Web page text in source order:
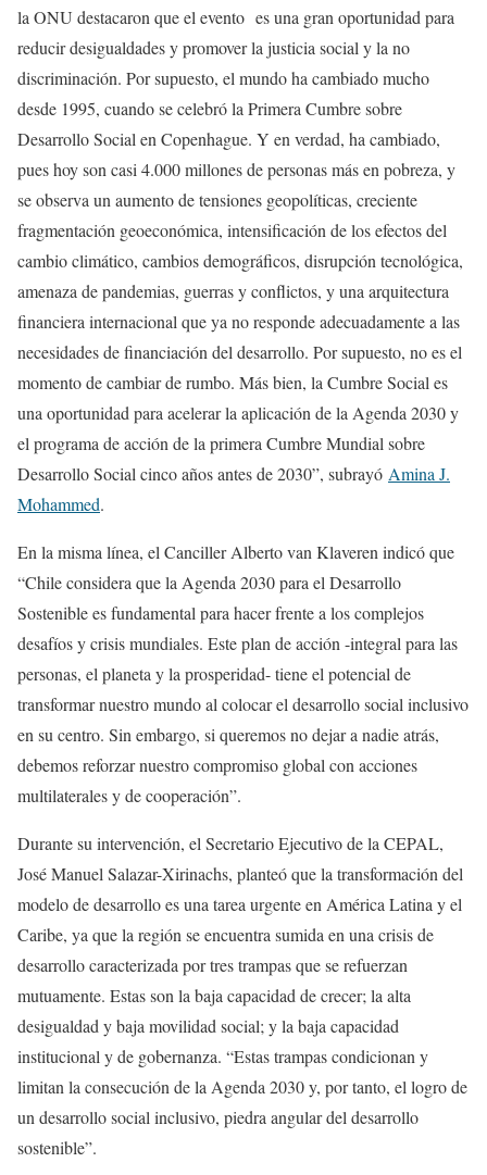
la ONU destacaron que el evento es una gran oportunidad para
reducir desigualdades y promover la justicia social y la no
discriminación. Por supuesto, el mundo ha cambiado mucho
desde 1995, cuando se celebró la Primera Cumbre sobre
Desarrollo Social en Copenhague. Y en verdad, ha cambiado,
pues hoy son casi 4.000 millones de personas más en pobreza, y
se observa un aumento de tensiones geopolíticas, creciente
fragmentación geoeconómica, intensificación de los efectos del
cambio climático, cambios demográficos, disrupción tecnológica,
amenaza de pandemias, guerras y conflictos, y una arquitectura
financiera internacional que ya no responde adecuadamente a las
necesidades de financiación del desarrollo. Por supuesto, no es el
momento de cambiar de rumbo. Más bien, la Cumbre Social es
una oportunidad para acelerar la aplicación de la Agenda 2030 y
el programa de acción de la primera Cumbre Mundial sobre
Desarrollo Social cinco años antes de 2030”, subrayó Amina J.
Mohammed.
En la misma línea, el Canciller Alberto van Klaveren indicó que
“Chile considera que la Agenda 2030 para el Desarrollo
Sostenible es fundamental para hacer frente a los complejos
desafíos y crisis mundiales. Este plan de acción -integral para las
personas, el planeta y la prosperidad- tiene el potencial de
transformar nuestro mundo al colocar el desarrollo social inclusivo
en su centro. Sin embargo, si queremos no dejar a nadie atrás,
debemos reforzar nuestro compromiso global con acciones
multilaterales y de cooperación”.
Durante su intervención, el Secretario Ejecutivo de la CEPAL,
José Manuel Salazar-Xirinachs, planteó que la transformación del
modelo de desarrollo es una tarea urgente en América Latina y el
Caribe, ya que la región se encuentra sumida en una crisis de
desarrollo caracterizada por tres trampas que se refuerzan
mutuamente. Estas son la baja capacidad de crecer; la alta
desigualdad y baja movilidad social; y la baja capacidad
institucional y de gobernanza. “Estas trampas condicionan y
limitan la consecución de la Agenda 2030 y, por tanto, el logro de
un desarrollo social inclusivo, piedra angular del desarrollo
sostenible”.